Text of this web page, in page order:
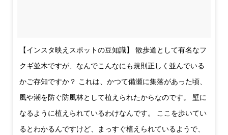
【インスタ映えスポットの豆知識】 散歩道として有名なフ
クギ並木ですが、なんでこんなにも規則正しく並んでいる
かご存知ですか？ これは、かつて備瀬に集落があった頃、
風や潮を防ぐ防風林として植えられたからなのです。 壁に
なるように植えられているわけなんです。 ここを歩いてい
るとわかるんですけど、まっすぐ植えられているようで、